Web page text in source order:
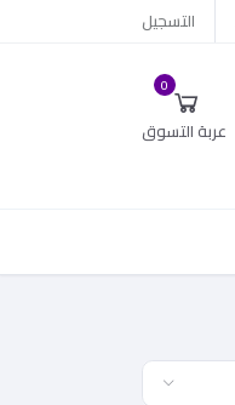
التسجيل
0
عربة التسوق